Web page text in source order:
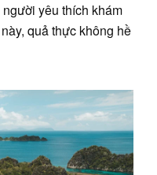
yêu thích khám
quả thực không hề